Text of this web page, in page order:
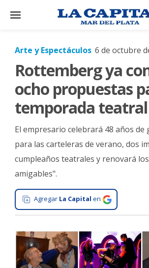
×
El
El
Mundo
La
Zona
Cultura
Tecnología
Gastronomía
Salud
Interés
General
La
Arte y Espectáculos 6 de octubre
Rottemberg ya
ocho propuestas
temporada teatral
El empresario celebrará 48 años
para las carteleras de verano, dos
cumpleaños teatrales y renovará
amigables".
Agregar La Capital en